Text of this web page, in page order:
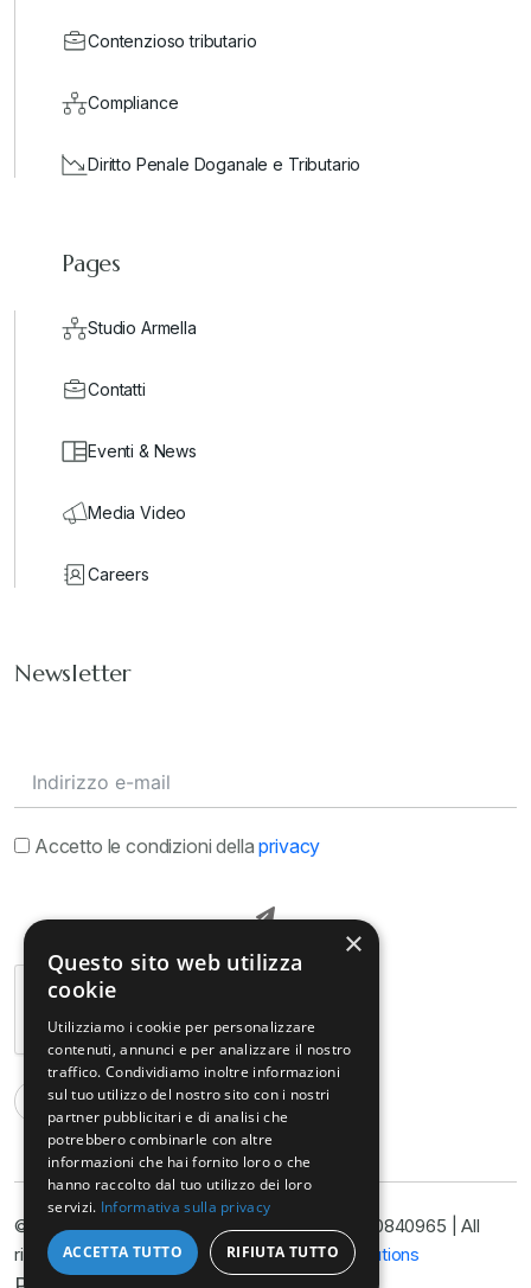
Contenzioso tributario
Compliance
Diritto Penale Doganale e Tributario
Pages
Studio Armella
Contatti
Eventi & News
Media Video
Careers
Newsletter
Accetto le condizioni dellaprivacy
© Copyright@ Studio Legale Armella P.I. 11090840965 | All
rights reserved 2025 | Developed byNyx Solutions
×
Questo sito web utilizza
cookie
Utilizziamo i cookie per personalizzare
contenuti, annunci e per analizzare il nostro
traffico. Condividiamo inoltre informazioni
sul tuo utilizzo del nostro sito con i nostri
partner pubblicitari e di analisi che
potrebbero combinarle con altre
informazioni che hai fornito loro o che
hanno raccolto dal tuo utilizzo dei loro
servizi. Informativa sulla privacy
ACCETTA TUTTO RIFIUTA TUTTO